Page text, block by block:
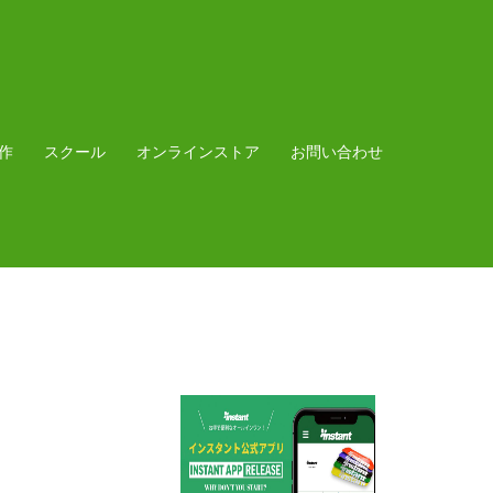
スクール オンラインストア お問い合わせ